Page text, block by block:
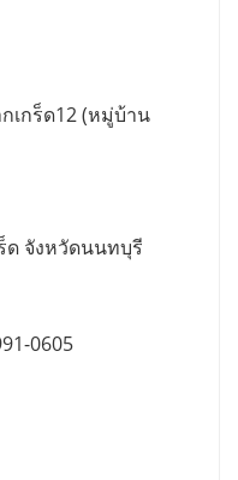
เกร็ด12 (หมู่บ้าน
ด จังหวัดนนทบุรี
0605